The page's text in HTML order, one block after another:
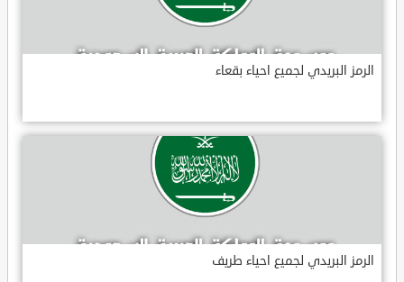
الرمز البريدي لجميع احياء بقعاء
الرمز البريدي لجميع احياء طريف